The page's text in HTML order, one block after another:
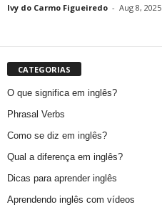
Ivy do Carmo Figueiredo - Aug 8, 2025
CATEGORIAS
O que significa em inglês?
Phrasal Verbs
Como se diz em inglês?
Qual a diferença em inglês?
Dicas para aprender inglês
Aprendendo inglês com vídeos